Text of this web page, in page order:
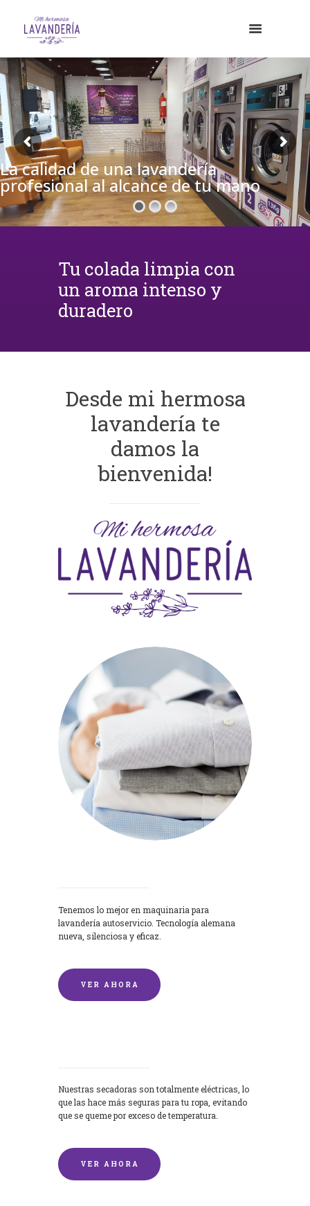
La calidad de una lavandería
profesional al alcance de tu mano
Tu colada limpia con
un aroma intenso y
duradero
Desde mi hermosa
lavandería te
damos la
bienvenida!
Tenemos lo mejor en maquinaria para
lavandería autoservicio. Tecnología alemana
nueva, silenciosa y eficaz.
VER AHORA
Nuestras secadoras son totalmente eléctricas, lo
que las hace más seguras para tu ropa, evitando
que se queme por exceso de temperatura.
VER AHORA